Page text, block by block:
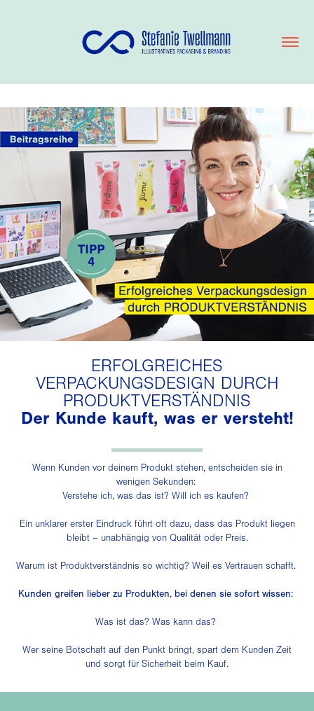
ERFOLGREICHES
VERPACKUNGSDESIGN DURCH
PRODUKTVERSTÄNDNIS
Der Kunde kauft, was er versteht!
Wenn Kunden vor deinem Produkt stehen, entscheiden sie in
wenigen Sekunden:
Verstehe ich, was das ist? Will ich es kaufen?
Ein unklarer erster Eindruck führt oft dazu, dass das Produkt liegen
bleibt – unabhängig von Qualität oder Preis.
Warum ist Produktverständnis so wichtig? Weil es Vertrauen schafft.
Kunden greifen lieber zu Produkten, bei denen sie sofort wissen:
Was ist das? Was kann das?
Wer seine Botschaft auf den Punkt bringt, spart dem Kunden Zeit
und sorgt für Sicherheit beim Kauf.